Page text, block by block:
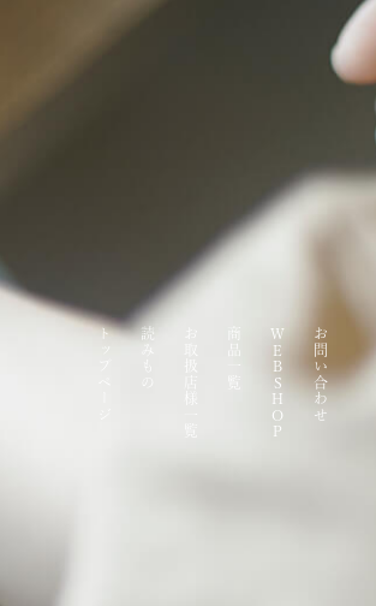
トップページ 読みもの お取扱店様一覧 商品一覧 WEBSHOP お問い合わせ